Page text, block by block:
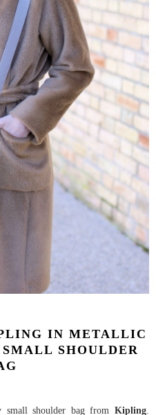
IN METALLIC
SHOULDER
small shoulder bag fromKipling